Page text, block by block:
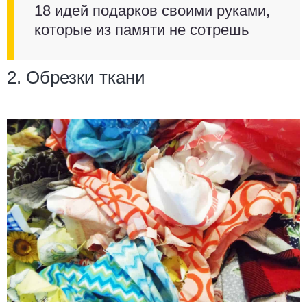
18 идей подарков своими руками,
которые из памяти не сотрешь
2. Обрезки ткани